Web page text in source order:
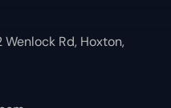
Rd, Hoxton,